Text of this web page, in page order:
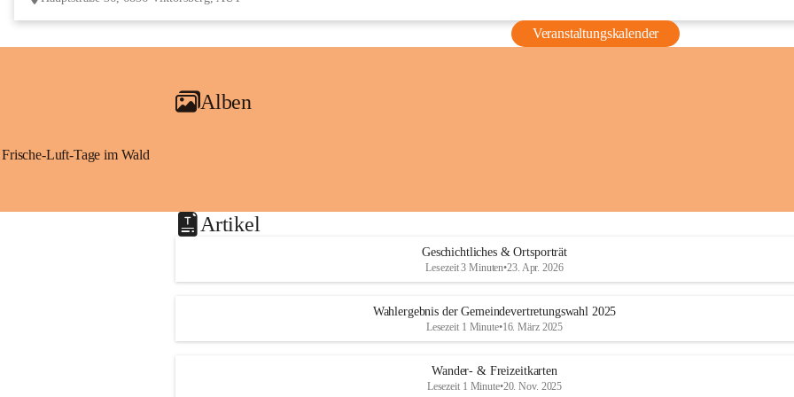
Veranstaltungskalender
Alben
Frische-Luft-Tage im Wald
Artikel
Geschichtliches & Ortsporträt
Lesezeit 3 Minuten•23. Apr. 2026
Wahlergebnis der Gemeindevertretungswahl 2025
Lesezeit 1 Minute•16. März 2025
Wander- & Freizeitkarten
Lesezeit 1 Minute•20. Nov. 2025